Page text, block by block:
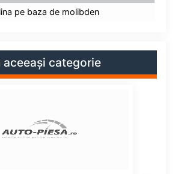
pe baza de molibden
aceeași categorie